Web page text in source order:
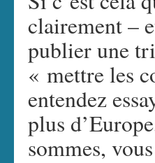
clairement –
publier une
« mettre les
entendez
plus
sommes,